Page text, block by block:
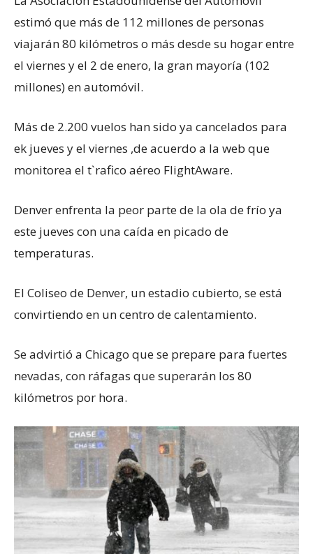
estimó que más de 112 millones de personas
viajarán 80 kilómetros o más desde su hogar entre
el viernes y el 2 de enero, la gran mayoría (102
millones) en automóvil.
Más de 2.200 vuelos han sido ya cancelados para
ek jueves y el viernes ,de acuerdo a la web que
monitorea el t`rafico aéreo FlightAware.
Denver enfrenta la peor parte de la ola de frío ya
este jueves con una caída en picado de
temperaturas.
El Coliseo de Denver, un estadio cubierto, se está
convirtiendo en un centro de calentamiento.
Se advirtió a Chicago que se prepare para fuertes
nevadas, con ráfagas que superarán los 80
kilómetros por hora.